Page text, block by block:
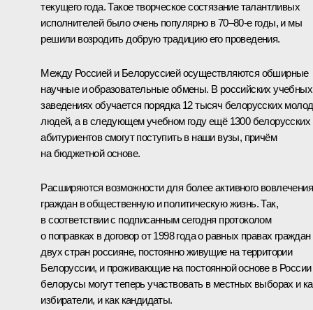
текущего года. Такое творческое состязание талантливых
исполнителей было очень популярно в 70–80-е годы, и мы
решили возродить добрую традицию его проведения.
Между Россией и Белоруссией осуществляются обширные
научные и образовательные обмены. В российских учебных
заведениях обучается порядка 12 тысяч белорусских
людей, а в следующем учебном году ещё 1300 белорусских
абитуриентов смогут поступить в наши вузы, причём
на бюджетной основе.
Расширяются возможности для более активного вовлечения
граждан в общественную и политическую жизнь. Так,
в соответствии с подписанным сегодня протоколом
о поправках в договор от 1998 года о равных правах граждан
двух стран россияне, постоянно живущие на территории
Белоруссии, и проживающие на постоянной основе в России
белорусы могут теперь участвовать в местных выборах и
избиратели, и как кандидаты.